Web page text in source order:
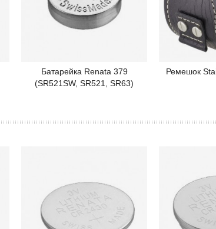
Подробнее
Батарейка Renata 379
(SR521SW, SR521, SR63)
Ремешок